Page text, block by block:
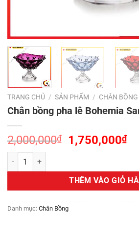
TRANG CHỦ / SẢN PHẨM / CHÂN BỒNG
Chân bồng pha lê Bohemia
2,000,000₫
Giá
2,000,000₫.
1,750,000₫Giá
là:
Chân bồng pha lê Bohemia Samba (màu)
THÊM VÀO GIỎ
Danh mục: Chân Bồng